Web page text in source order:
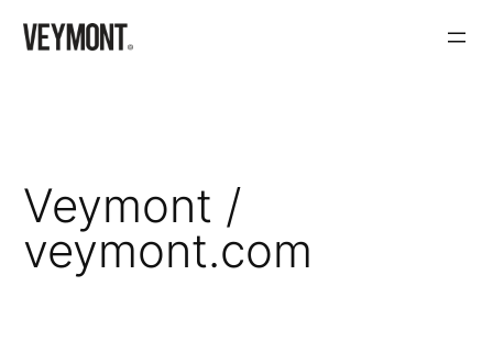
Aller
au
Veymont /
veymont.com